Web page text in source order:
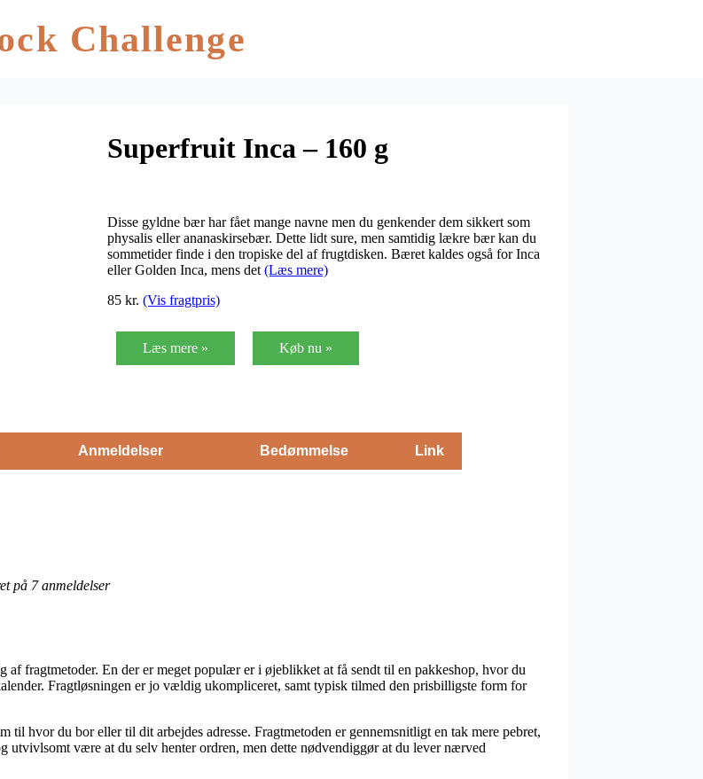
Challenge
Superfruit Inca – 160 g
Disse gyldne bær har fået mange navne men du genkender dem sikkert som
physalis eller ananaskirsebær. Dette lidt sure, men samtidig lækre bær kan du
sommetider finde i den tropiske del af frugtdisken. Bæret kaldes også for Inca
eller Golden Inca, mens det (Læs mere)
85 kr. (Vis fragtpris)
Læs mere » Køb nu »
Anmeldelser Bedømmelse Link
på 7 anmeldelser
fragtmetoder. En der er meget populær er i øjeblikket at få sendt til en pakkeshop, hvor du
Fragtløsningen er jo vældig ukompliceret, samt typisk tilmed den prisbilligste form for
til hvor du bor eller til dit arbejdes adresse. Fragtmetoden er gennemsnitligt en tak mere pebret,
være at du selv henter ordren, men dette nødvendiggør at du lever nærved